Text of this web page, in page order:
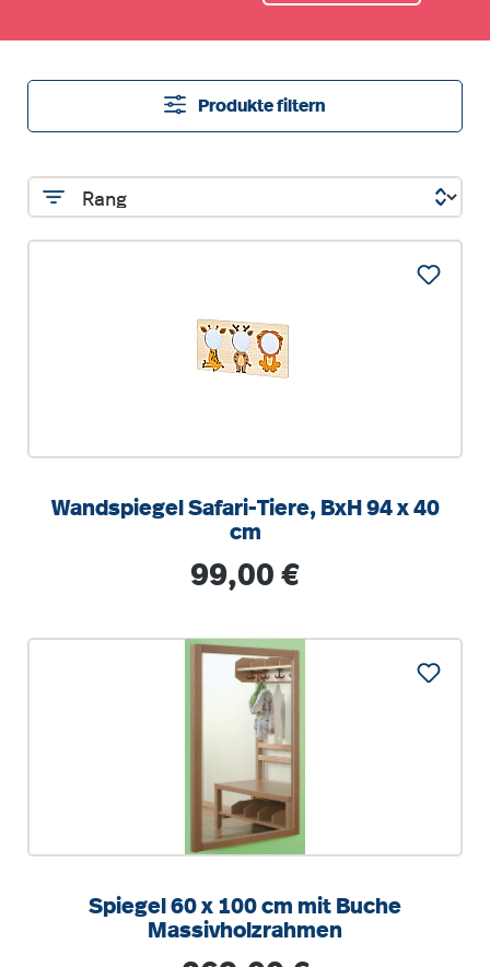
Produkte filtern
Wandspiegel Safari-Tiere, BxH 94 x 40
cm
Regulärer Preis:
99,00 €
Spiegel 60 x 100 cm mit Buche
Massivholzrahmen